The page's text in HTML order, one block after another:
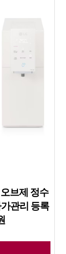
브제 정수
관리 등록